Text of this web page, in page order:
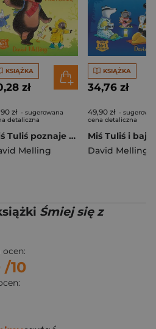
KSIĄŻKA
zł
zł - sugerowana
detaliczna
Miś Tuliś poznaje przyrodę wyd. 2026
Melling
KSIĄŻKA
34,76 zł
49,90 zł -
cena detaliczna
David Melling
Śmiej się z
ocen:
/10